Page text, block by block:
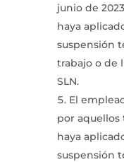
junio de
haya
suspensión
trabajo o de
SLN.
El
por aquellos
haya
suspensión